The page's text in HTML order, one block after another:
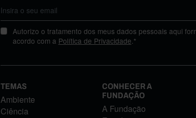
Autorizo o tratamento dos meus dados pessoais aqui
acordo com a Política de Privacidade.*
TEMAS
Ambiente
Ciência
CONHECER A
FUNDAÇÃO
A Fundação